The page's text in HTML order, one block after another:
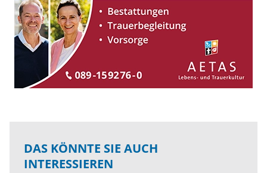
DAS KÖNNTE SIE AUCH
INTERESSIEREN